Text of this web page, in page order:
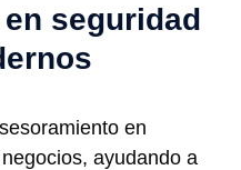
seguridad
en
ayudando a